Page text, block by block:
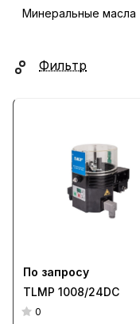
Минеральные масла
Фильтр
По запросу
TLMP 1008/24DC
0